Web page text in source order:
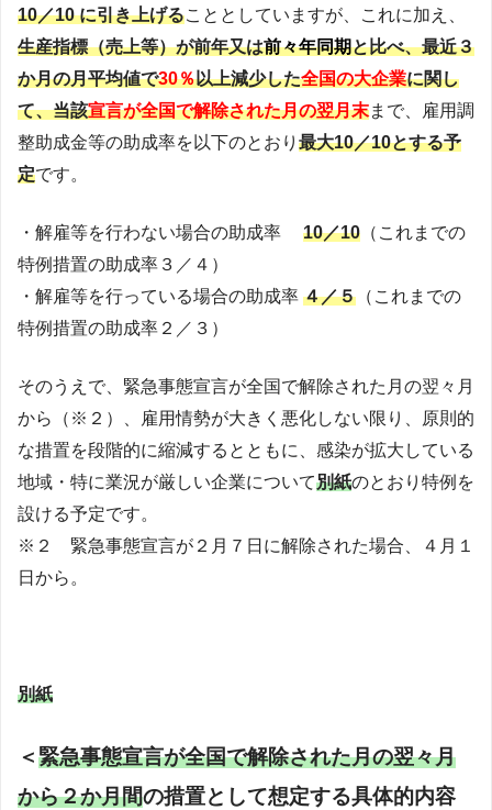
10／10 に引き上げることとしていますが、これに加え、
生産指標（売上等）が前年又は前々年同期と比べ、最近３
か月の月平均値で30％以上減少した全国の大企業に関し
て、当該宣言が全国で解除された月の翌月末まで、雇用調
整助成金等の助成率を以下のとおり 最大10／10とする予
定です。
・解雇等を行わない場合の助成率 10／10 （これまでの
特例措置の助成率３／４）
・解雇等を行っている場合の助成率 ４／５ （これまでの
特例措置の助成率２／３）
そのうえで、緊急事態宣言が全国で解除された月の翌々月
から（※２）、雇用情勢が大きく悪化しない限り、原則的
な措置を段階的に縮減するとともに、感染が拡大している
地域・特に業況が厳しい企業について別紙のとおり特例を
設ける予定です。
※２ 緊急事態宣言が２月７日に解除された場合、４月１
日から。
別紙
＜緊急事態宣言が全国で解除された月の翌々月
から２か月間の措置として想定する具体的内容